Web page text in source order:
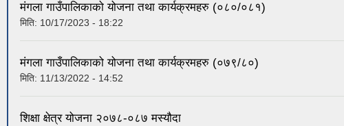
मंगला गाउँपालिकाको योजना तथा कार्यक्रमहरु (०८०/०८१)
मिति: 10/17/2023 - 18:22
मंगला गाउँपालिकाको योजना तथा कार्यक्रमहरु (०७९/८०)
मिति: 11/13/2022 - 14:52
शिक्षा क्षेत्र योजना २०७८-०८७ मस्यौदा